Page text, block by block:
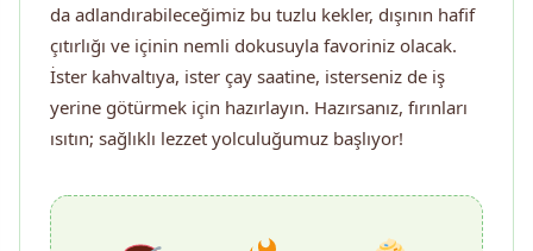
da adlandırabileceğimiz bu tuzlu kekler, dışının hafif
çıtırlığı ve içinin nemli dokusuyla favoriniz olacak.
İster kahvaltıya, ister çay saatine, isterseniz de iş
yerine götürmek için hazırlayın. Hazırsanız, fırınları
ısıtın; sağlıklı lezzet yolculuğumuz başlıyor!